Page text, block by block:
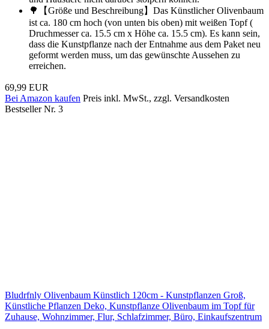
🌳【Größe und Beschreibung】Das Künstlicher Olivenbaum
ist ca. 180 cm hoch (von unten bis oben) mit weißen Topf (
Druchmesser ca. 15.5 cm x Höhe ca. 15.5 cm). Es kann sein,
dass die Kunstpflanze nach der Entnahme aus dem Paket neu
geformt werden muss, um das gewünschte Aussehen zu
erreichen.
69,99 EUR
Bei Amazon kaufen Preis inkl. MwSt., zzgl. Versandkosten
Bestseller Nr. 3
Bludrfnly Olivenbaum Künstlich 120cm - Kunstpflanzen Groß,
Künstliche Pflanzen Deko, Kunstpflanze Olivenbaum im Topf für
Zuhause, Wohnzimmer, Flur, Schlafzimmer, Büro, Einkaufszentrum